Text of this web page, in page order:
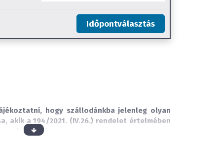
Időpontválasztás
hogy szállodánkba jelenleg olyan
akik a 194/2021. (IV.26.) rendelet értelmében